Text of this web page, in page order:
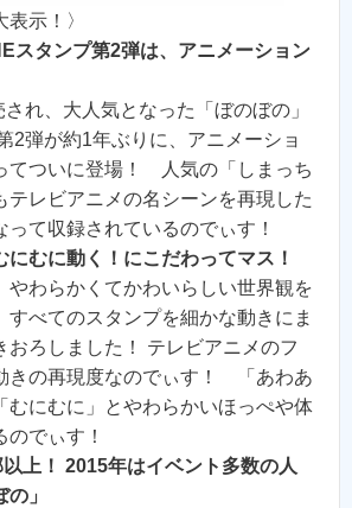
表示！〉
スタンプ第2弾は、アニメーション
れ、大人気となった「ぼのぼの」
2弾が約1年ぶりに、アニメーショ
てついに登場！ 人気の「しまっち
テレビアニメの名シーンを再現した
って収録されているのでぃす！
にむに動く！にこだわってマス！
やわらかくてかわいらしい世界観を
すべてのスタンプを細かな動きにま
おろしました！ テレビアニメのフ
きの再現度なのでぃす！ 「あわあ
むにむに」とやわらかいほっぺや体
でぃす！
上！ 2015年はイベント多数の人
」